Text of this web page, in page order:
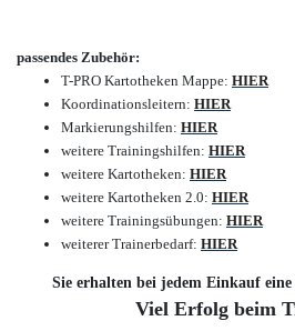
passendes Zubehör:
T-PRO Kartotheken Mappe: HIER
Koordinationsleitern: HIER
Markierungshilfen: HIER
weitere Trainingshilfen: HIER
weitere Kartotheken: HIER
weitere Kartotheken 2.0: HIER
weitere Trainingsübungen: HIER
weiterer Trainerbedarf: HIER
Sie erhalten bei jedem Einkauf
Viel Erfolg beim